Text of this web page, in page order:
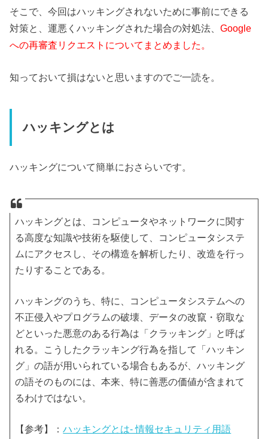
そこで、今回はハッキングされないために事前にできる
対策と、運悪くハッキングされた場合の対処法、Google
への再審査リクエストについてまとめました。
知っておいて損はないと思いますのでご一読を。
ハッキングとは
ハッキングについて簡単におさらいです。
ハッキングとは、コンピュータやネットワークに関す
る高度な知識や技術を駆使して、コンピュータシステ
ムにアクセスし、その構造を解析したり、改造を行っ
たりすることである。
ハッキングのうち、特に、コンピュータシステムへの
不正侵入やプログラムの破壊、データの改竄・窃取な
どといった悪意のある行為は「クラッキング」と呼ば
れる。こうしたクラッキング行為を指して「ハッキン
グ」の語が用いられている場合もあるが、ハッキング
の語そのものには、本来、特に善悪の価値が含まれて
るわけではない。
【参考】：ハッキングとは- 情報セキュリティ用語